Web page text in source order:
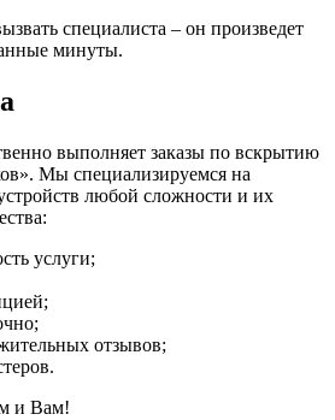
специалиста – он произведет
минуты.
выполняет заказы по вскрытию
Мы специализируемся на
любой сложности и их
услуги;
отзывов;
и Вам!